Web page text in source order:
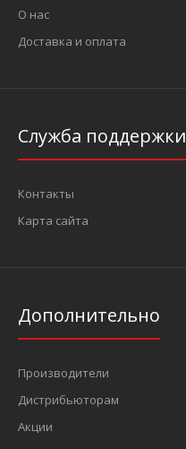
О нас
Доставка и оплата
Служба поддержки
Контакты
Карта сайта
Дополнительно
Производители
Дистрибьюторам
Акции